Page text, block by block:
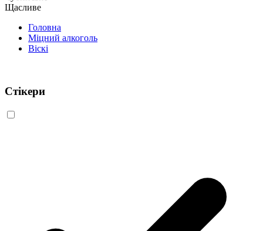
Щасливе
Головна
Міцний алкоголь
Віскі
Стікери